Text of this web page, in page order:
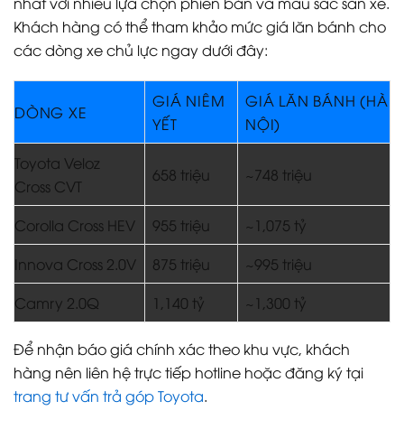
Khách hàng có thể tham khảo mức giá lăn bánh cho
các dòng xe chủ lực ngay dưới đây:
DÒNG XE
GIÁ NIÊM
YẾT
GIÁ LĂN BÁNH (HÀ
NỘI)
Toyota Veloz
Cross CVT
658 triệu ~748 triệu
Corolla Cross HEV 955 triệu
~1,075 tỷ
Innova Cross 2.0V
875 triệu
~995 triệu
Camry 2.0Q
1,140 tỷ ~1,300 tỷ
Để nhận báo giá chính xác theo khu vực, khách
hàng nên liên hệ trực tiếp hotline hoặc đăng ký tại
trang tư vấn trả góp Toyota.